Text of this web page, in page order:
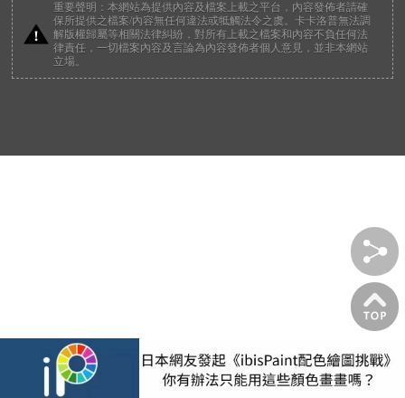
重要聲明：本網站為提供內容及檔案上載之平台，內容發佈者請確
保所提供之檔案/內容無任何違法或牴觸法令之虞。卡卡洛普無法調
解版權歸屬等相關法律糾紛，對所有上載之檔案和內容不負任何法
律責任，一切檔案內容及言論為內容發佈者個人意見，並非本網站
立場。